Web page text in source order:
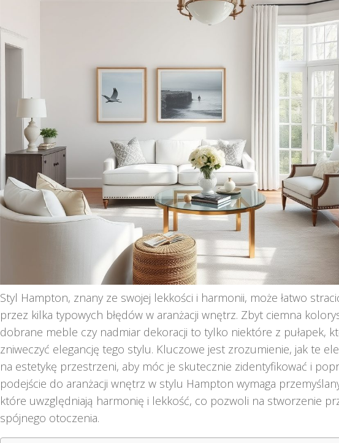
Styl Hampton, znany ze swojej lekkości i harmonii, może łatwo
przez kilka typowych błędów w aranżacji wnętrz. Zbyt ciemna
dobrane meble czy nadmiar dekoracji to tylko niektóre z pułapek,
zniweczyć elegancję tego stylu. Kluczowe jest zrozumienie, jak te
na estetykę przestrzeni, aby móc je skutecznie zidentyfikować i
podejście do aranżacji wnętrz w stylu Hampton wymaga
które uwzględniają harmonię i lekkość, co pozwoli na stworzenie
spójnego otoczenia.